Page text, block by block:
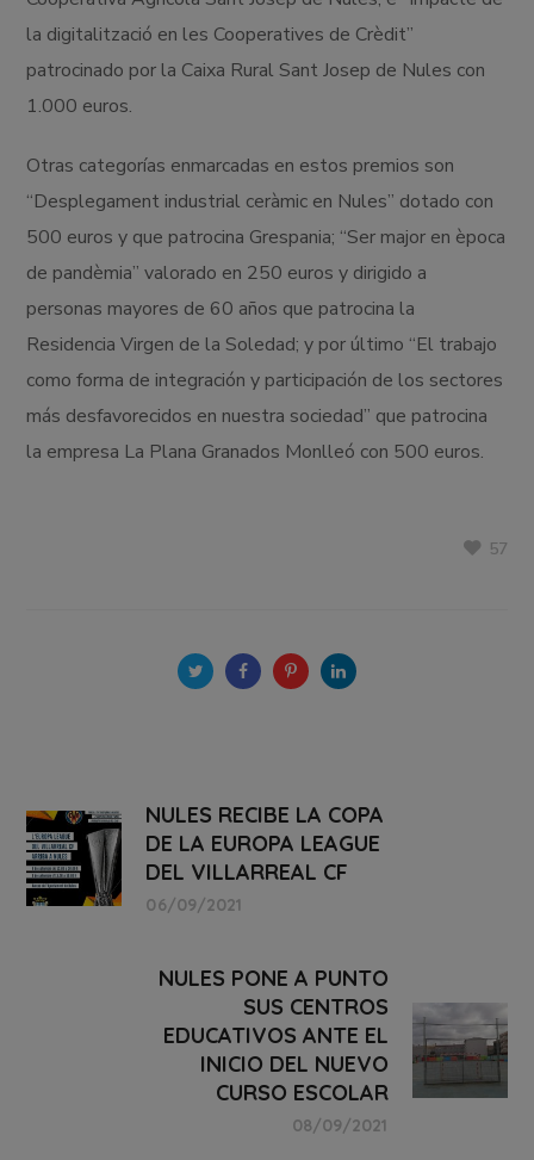
la digitalització en les Cooperatives de Crèdit”
patrocinado por la Caixa Rural Sant Josep de Nules con
1.000 euros.
Otras categorías enmarcadas en estos premios son
“Desplegament industrial ceràmic en Nules” dotado con
500 euros y que patrocina Grespania; “Ser major en època
de pandèmia” valorado en 250 euros y dirigido a
personas mayores de 60 años que patrocina la
Residencia Virgen de la Soledad; y por último “El trabajo
como forma de integración y participación de los sectores
más desfavorecidos en nuestra sociedad” que patrocina
la empresa La Plana Granados Monlleó con 500 euros.
57
NULES RECIBE LA COPA
DE LA EUROPA LEAGUE
DEL VILLARREAL CF
06/09/2021
NULES PONE A PUNTO
SUS CENTROS
EDUCATIVOS ANTE EL
INICIO DEL NUEVO
CURSO ESCOLAR
08/09/2021